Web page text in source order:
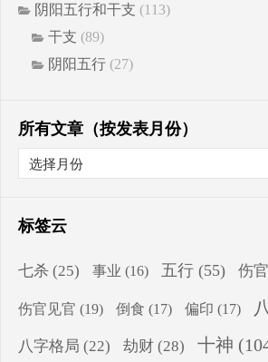
阴阳五行和干支 (113)
干支 (89)
阴阳五行 (27)
所有文章（按发表月份）
标签云
七杀 (25) 事业 (16) 五行 (55) 伤官
伤官见官 (19) 倒食 (17) 偏印 (17)
八字格局 (22) 劫财 (28) 十神